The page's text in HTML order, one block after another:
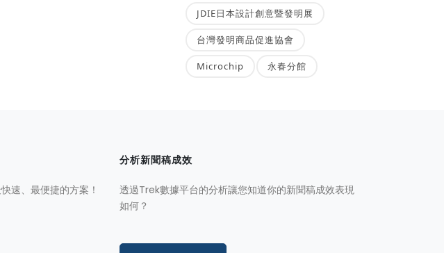
JDIE日本設計創意暨發明展
台灣發明商品促進協會
Microchip 永春分館
速、最便捷的方案！
分析新聞稿成效
透過Trek數據平台的分析讓您知道你的新聞稿成效表現
如何？